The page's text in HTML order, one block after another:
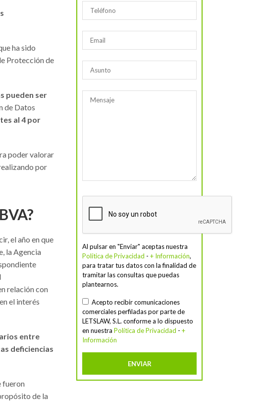
ha sido
Protección de
pueden ser
de Datos
al 4 por
poder valorar
por
el año en que
la Agencia
relación con
el interés
entre
deficiencias
fueron
de la
Al pulsar en "Enviar" aceptas nuestra
Política de Privacidad - + Información,
para tratar tus datos con la finalidad de
tramitar las consultas que puedas
plantearnos.
Acepto recibir comunicaciones
comerciales perfiladas por parte de
LETSLAW, S.L. conforme a lo dispuesto
en nuestra Política de Privacidad - +
Información